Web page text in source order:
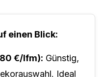
einen Blick:
80 €/lfm): Günstig,
Ideal